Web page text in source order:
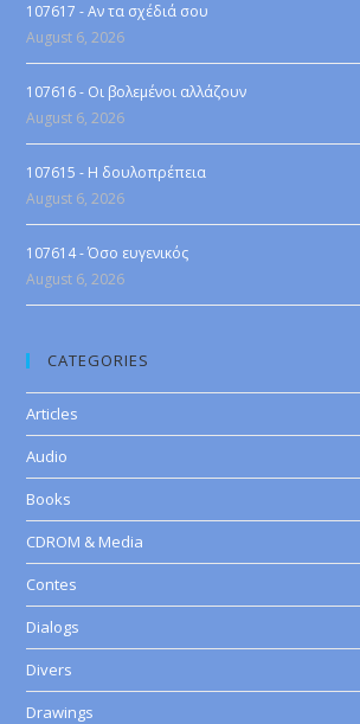
107617 - Αν τα σχέδιά σου
August 6, 2026
107616 - Οι βολεμένοι αλλάζουν
August 6, 2026
107615 - Η δουλοπρέπεια
August 6, 2026
107614 - Όσο ευγενικός
August 6, 2026
CATEGORIES
Articles
Audio
Books
CDROM & Media
Contes
Dialogs
Divers
Drawings